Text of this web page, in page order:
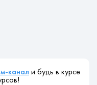
канал и будь в курсе